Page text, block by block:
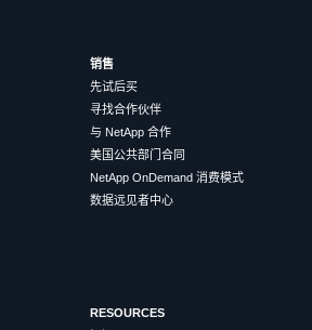
销售
先试后买
寻找合作伙伴
与 NetApp 合作
美国公共部门合同
NetApp OnDemand 消费模式
数据远见者中心
RESOURCES